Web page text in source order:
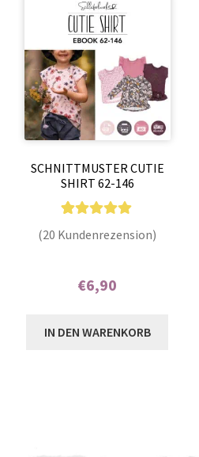
SCHNITTMUSTER CUTIE
SHIRT 62-146
Kundenbewer
(20 Kundenrezension)
€6,90
IN DEN WARENKORB